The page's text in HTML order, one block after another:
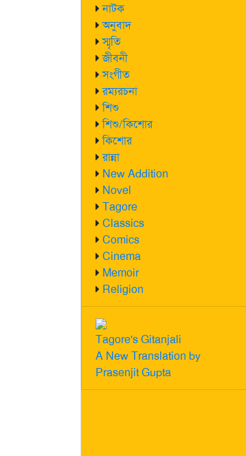
নাটক
অনুবাদ
স্মৃতি
জীবনী
সংগীত
রম্যরচনা
শিশু
শিশু/কিশোর
কিশোর
রান্না
New Addition
Novel
Tagore
Classics
Comics
Cinema
Memoir
Religion
Tagore's Gitanjali
A New Translation by
Prasenjit Gupta